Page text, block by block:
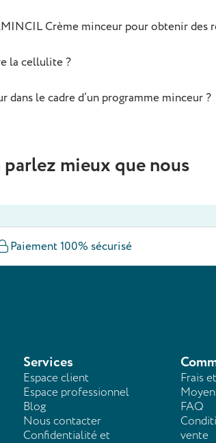
Crème minceur pour obtenir des
la cellulite ?
le cadre d’un programme minceur ?
parlez mieux que nous
Paiement 100% sécurisé
Services
Espace client
Espace professionnel
Blog
Nous contacter
Confidentialité et
Frais
FAQ
vente